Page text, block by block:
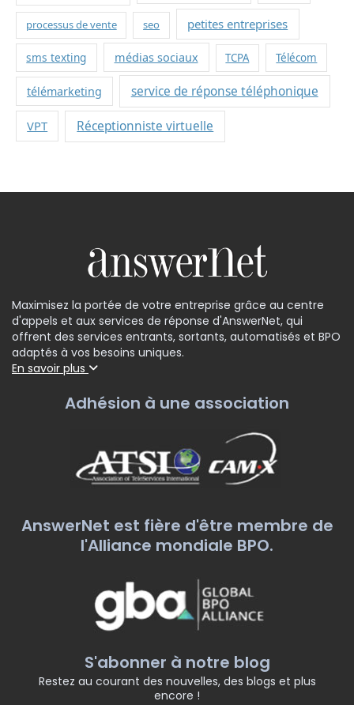
processus de vente seo petites entreprises
sms texting médias sociaux TCPA Télécom
télémarketing service de réponse téléphonique
VPT Réceptionniste virtuelle
Maximisez la portée de votre entreprise grâce au centre
d'appels et aux services de réponse d'AnswerNet, qui
offrent des services entrants, sortants, automatisés et BPO
adaptés à vos besoins uniques.
En savoir plus
Adhésion à une association
AnswerNet est fière d'être membre de
l'Alliance mondiale BPO.
S'abonner à notre blog
Restez au courant des nouvelles, des blogs et plus
encore !